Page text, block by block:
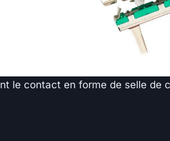
le contact en forme de selle de